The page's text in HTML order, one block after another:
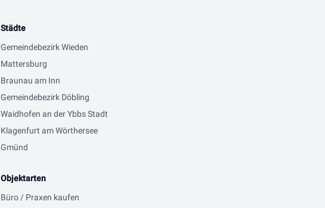
Städte
Gemeindebezirk Wieden
Mattersburg
Braunau am Inn
Gemeindebezirk Döbling
Waidhofen an der Ybbs Stadt
Klagenfurt am Wörthersee
Gmünd
Objektarten
Büro / Praxen kaufen